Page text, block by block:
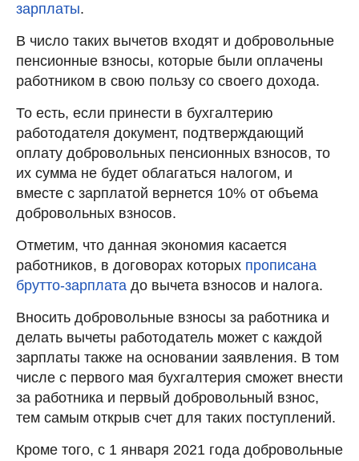
зарплаты.
В число таких вычетов входят и добровольные
пенсионные взносы, которые были оплачены
работником в свою пользу со своего дохода.
То есть, если принести в бухгалтерию
работодателя документ, подтверждающий
оплату добровольных пенсионных взносов, то
их сумма не будет облагаться налогом, и
вместе с зарплатой вернется 10% от объема
добровольных взносов.
Отметим, что данная экономия касается
работников, в договорах которых прописана
брутто-зарплата до вычета взносов и налога.
Вносить добровольные взносы за работника и
делать вычеты работодатель может с каждой
зарплаты также на основании заявления. В том
числе с первого мая бухгалтерия сможет внести
за работника и первый добровольный взнос,
тем самым открыв счет для таких поступлений.
Кроме того, с 1 января 2021 года добровольные